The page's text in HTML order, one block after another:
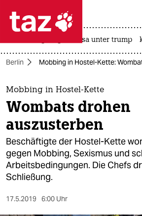
 taz zahl ich
taz zahl ich
themen
politik
öko
gesellschaft
kultur
sport
usa unter trump
Berlin Mobbing in Hostel-Kette:
Mobbing in Hostel-Kette
Wombats drohen
auszusterben
Beschäftigte der Hostel-Kette
gegen Mobbing, Sexismus und
Arbeitsbedingungen. Die Chefs
Schließung.
17.5.2019 6:00 Uhr